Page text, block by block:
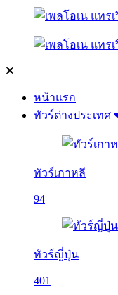
หน้าแรก
ทัวร์ต่างประเทศ
ทัวร์เกาหลี
94
ทัวร์ญี่ปุ่น
401